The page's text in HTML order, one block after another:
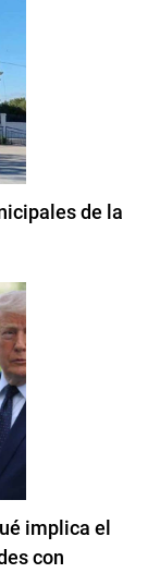
de la
implica el
con